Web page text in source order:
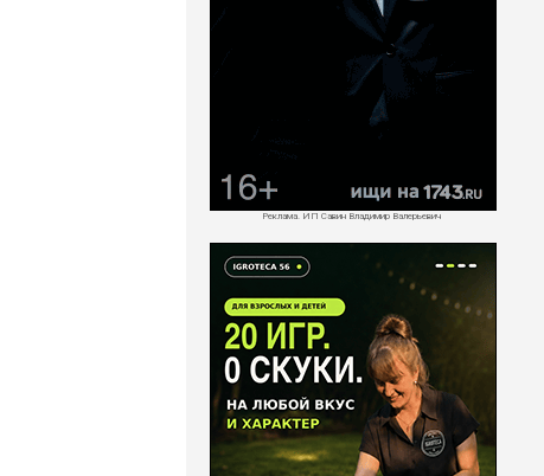
Реклама. ИП Савин Владимир Валерьевич